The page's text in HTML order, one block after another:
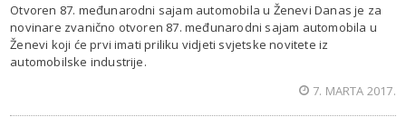
Otvoren 87. međunarodni sajam automobila u Ženevi Danas je za
novinare zvanično otvoren 87. međunarodni sajam automobila u
Ženevi koji će prvi imati priliku vidjeti svjetske novitete iz
automobilske industrije.
7. MARTA 2017.